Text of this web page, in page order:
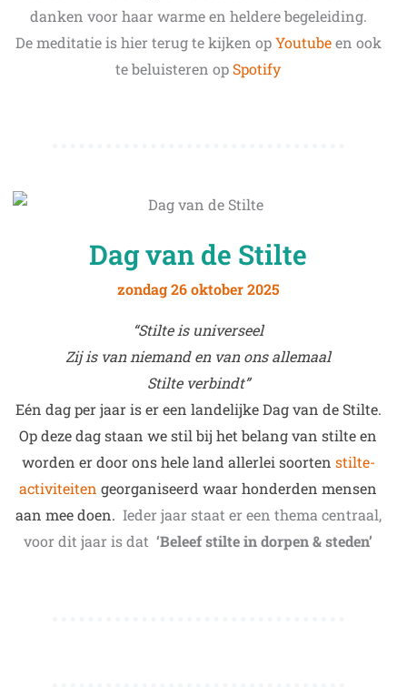
danken voor haar warme en heldere begeleiding.
De meditatie is hier terug te kijken opYoutubeen ook
te beluisteren op Spotify
Dag van de Stilte
zondag 26 oktober 2025
“Stilte is universeel
Zij is van niemand en van ons allemaal
Stilte verbindt”
Eén dag per jaar is er een landelijke Dag van de Stilte.
Op deze dag staan we stil bij het belang van stilte en
worden er door ons hele land allerlei soorten stilte-
activiteiten georganiseerd waar honderden mensen
aan mee doen. Ieder jaar staat er een thema centraal,
voor dit jaar is dat ‘Beleef stilte in dorpen & steden’